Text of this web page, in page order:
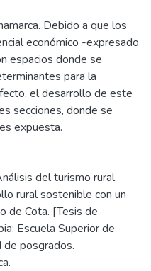
Debido a que los
económico -expresado
espacios donde se
para la
el desarrollo de este
secciones, donde se
expuesta.
del turismo rural
rural sostenible con un
de Cota. [Tesis de
Escuela Superior de
de posgrados.